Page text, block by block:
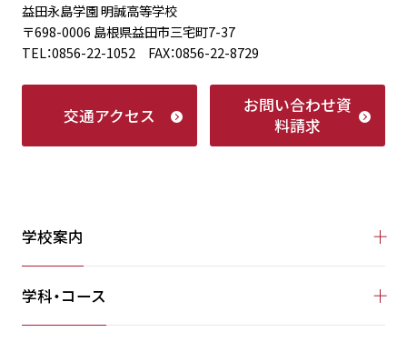
益田永島学園 明誠高等学校
〒698-0006 島根県益田市三宅町7-37
TEL：0856-22-1052 FAX：0856-22-8729
交通アクセス お問い合わせ資
料請求
学校案内
学科・コース